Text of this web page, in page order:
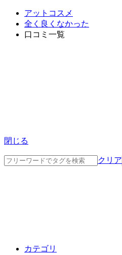
アットコスメ
全く良くなかった
口コミ一覧
閉じる
クリア
カテゴリ